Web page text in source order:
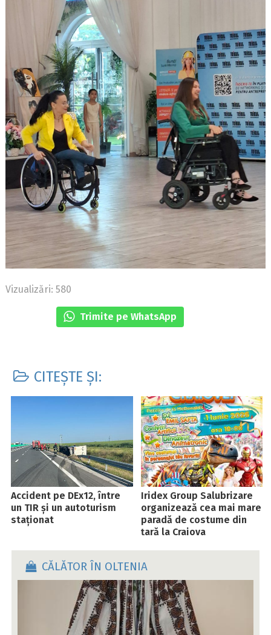
Vizualizări: 580
Trimite pe WhatsApp
CITEȘTE ȘI:
Accident pe DEx12, între
un TIR și un autoturism
staționat
Iridex Group Salubrizare
organizează cea mai mare
paradă de costume din
țară la Craiova
CĂLĂTOR ÎN OLTENIA